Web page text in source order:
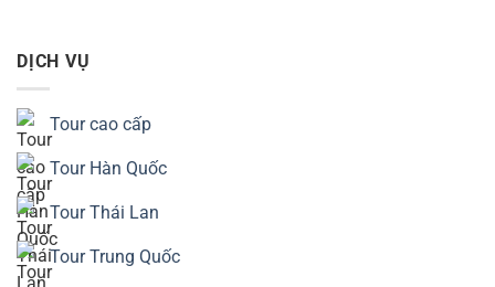
DỊCH VỤ
Tour cao cấp
Tour Hàn Quốc
Tour Thái Lan
Tour Trung Quốc